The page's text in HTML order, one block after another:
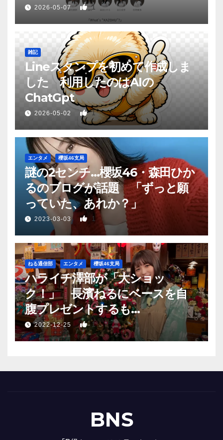
2026-05-07 1
雑記
Lineスタンプを初めて作成しま
した 利用したのはAIの
ChatGpt
2026-05-02 1
エンタメ 櫻坂46支局
謎の2センチ…櫻坂46・森田ひか
るのブログが話題 「ずっと願
っていた、あれか？」
2023-03-03 1
ねる通信部 エンタメ 櫻坂46支局
ハライチ澤部が「大ショッ
ク！」 長濱ねるにベースを自
腹プレゼントするも…
2022-12-25 1
BNS